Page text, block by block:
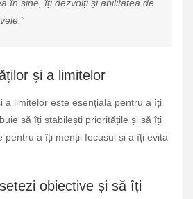
în sine, îți dezvolți și abilitatea de
și a limitelor
a limitelor este esențială pentru a îți
să îți stabilești prioritățile și să îți
pentru a îți menții focusul și a îți evita
obiective și să îți